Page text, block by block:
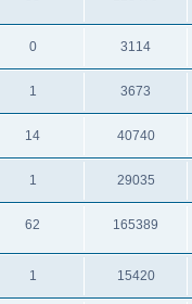
0 3114
1 3673
14 40740
1 29035
62 165389
1 15420